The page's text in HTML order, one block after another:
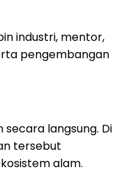
industri, mentor,
pengembangan
secara langsung. Di
tersebut
alam.